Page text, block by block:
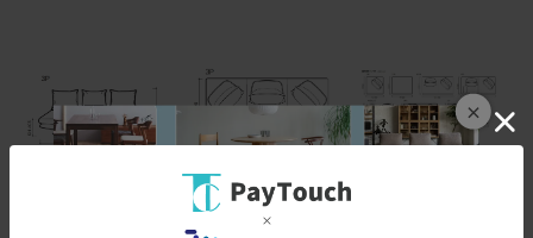
×
平面図 １／５０
（単位：mm)